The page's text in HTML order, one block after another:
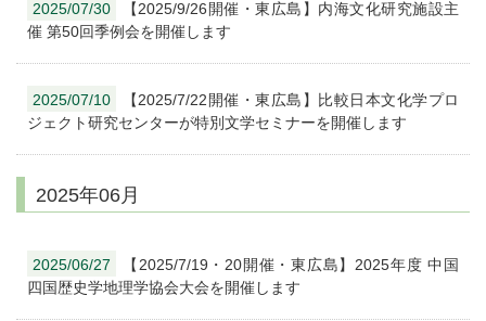
2025/07/30
【2025/9/26開催・東広島】内海文化研究施設主
催 第50回季例会を開催します
2025/07/10
【2025/7/22開催・東広島】比較日本文化学プロ
ジェクト研究センターが特別文学セミナーを開催します
2025年06月
2025/06/27
【2025/7/19・20開催・東広島】2025年度 中国
四国歴史学地理学協会大会を開催します